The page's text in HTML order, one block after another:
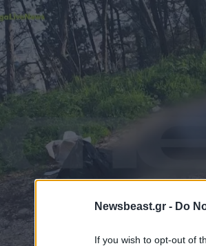
Newsbeast.gr - Do
If you wish to opt-out of